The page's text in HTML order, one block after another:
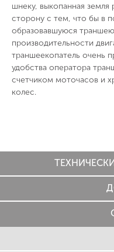
шнеку, выкопанная
сторону с тем, что бы в
образовавшуюся
производительности
траншеекопатель очень
удобства оператора
счетчиком моточасов и
колес.